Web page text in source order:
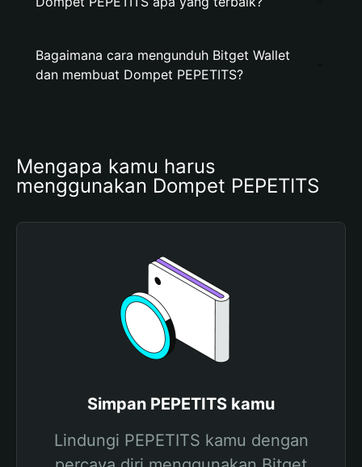
Bagaimana cara mengunduh Bitget Wallet
dan membuat Dompet PEPETITS?
Mengapa kamu harus
menggunakan Dompet PEPETITS
Simpan PEPETITS kamu
Lindungi PEPETITS kamu dengan